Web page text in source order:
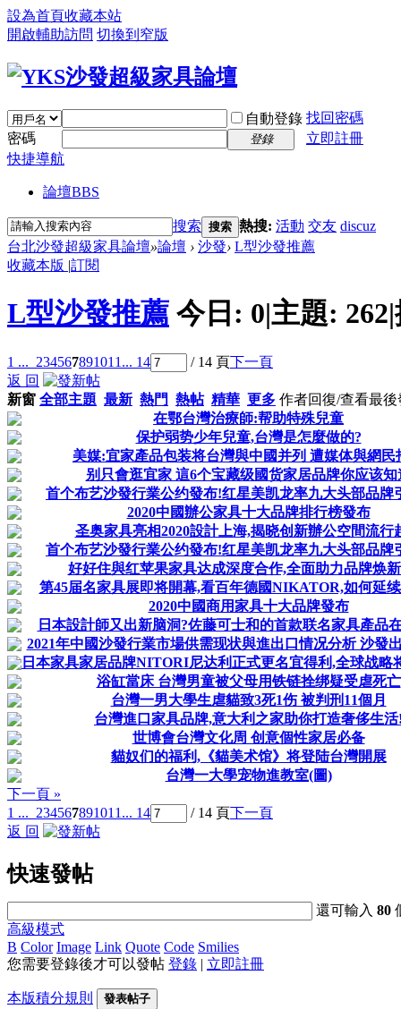
設為首頁收藏本站
開啟輔助訪問 切換到窄版
自動登錄 找回密碼
密碼
登錄
立即註冊
快捷導航
論壇BBS
搜索 搜索 熱搜: 活動 交友 discuz
台北沙發超級家具論壇»論壇 › 沙發› L型沙發推薦
收藏本版 |訂閱
L型沙發推薦 今日: 0|主題: 262|
1 ... 234567891011 ... 14 / 14 頁下一頁
返 回
新窗 全部主題 最新 熱門 熱帖 精華 更多 作者回復/查看最後
在鄂台灣治療師:帮助特殊兒童
保护弱势少年兒童,台灣是怎麼做的?
美媒:宜家產品包装将台灣與中國并列 遭媒体與網民
别只會逛宜家 這6个宝藏级國货家居品牌你应该知
首个布艺沙發行業公约發布!红星美凯龙率九大头部品牌
2020中國辦公家具十大品牌排行榜發布
圣奥家具亮相2020設計上海,揭晓创新辦公空間流行
首个布艺沙發行業公约發布!红星美凯龙率九大头部品牌
好好住與红苹果家具达成深度合作,全面助力品牌焕
第45届名家具展即将開幕,看百年德國NIKATOR,如何延
2020中國商用家具十大品牌發布
日本設計師又出新脑洞?佐藤可士和的首款联名家具產品
2021年中國沙發行業市場供需现状與進出口情况分析 沙發
日本家具家居品牌NITORI尼达利正式更名宜得利,全球战略
浴缸當床 台灣男童被父母用铁链拴绑疑受虐死亡
台灣一男大學生虐貓致3死1伤 被判刑11個月
台灣進口家具品牌,意大利之家助你打造奢侈生
世博會台灣文化周 创意個性家居必备
貓奴们的福利,《貓美术馆》将登陆台灣開展
台灣一大學宠物進教室(圖)
下一頁 »
1 ... 234567891011 ... 14 / 14 頁下一頁
返 回
快速發帖
還可輸入80
高級模式
B Color Image Link Quote Code Smilies
您需要登錄後才可以發帖 登錄 | 立即註冊
本版積分規則 發表帖子